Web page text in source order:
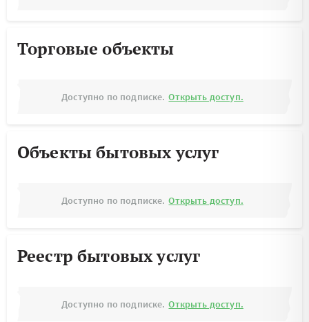
Торговые объекты
Доступно по подписке. Открыть доступ.
Объекты бытовых услуг
Доступно по подписке. Открыть доступ.
Реестр бытовых услуг
Доступно по подписке. Открыть доступ.